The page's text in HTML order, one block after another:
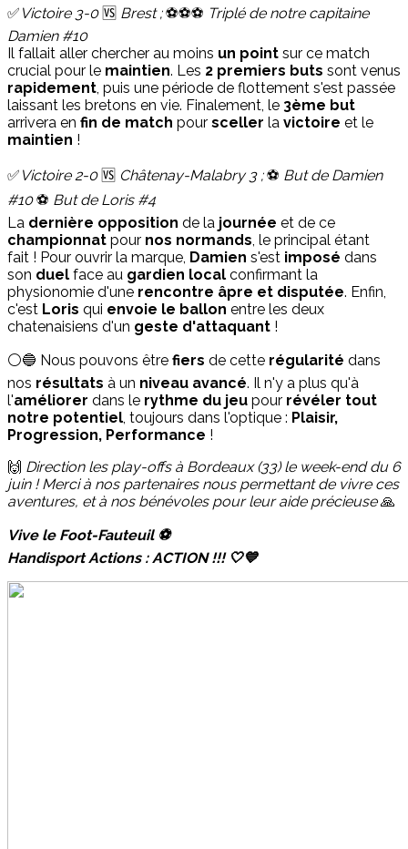
✅ Victoire 3-0🆚 Brest ;⚽️⚽️⚽️ Triplé de notre capitaine
Damien #10
Il fallait aller chercher au moins un point sur ce match
crucial pour le maintien. Les 2 premiers buts sont venus
rapidement, puis une période de flottement s'est passée
laissant les bretons en vie. Finalement, le 3ème but
arrivera en fin de match pour sceller la victoire et le
maintien !
✅ Victoire 2-0🆚 Châtenay-Malabry 3 ;⚽️ But de Damien
#10⚽️ But de Loris #4
La dernière opposition de la journée et de ce
championnat pour nos normands, le principal étant
fait ! Pour ouvrir la marque, Damien s'est imposé dans
son duel face au gardien local confirmant la
physionomie d'une rencontre âpre et disputée. Enfin,
c'est Loris qui envoie le ballon entre les deux
chatenaisiens d'un geste d'attaquant !
⚪️🔵 Nous pouvons être fiers de cette régularité dans
nos résultats à un niveau avancé. Il n'y a plus qu'à
l'améliorer dans le rythme du jeu pour révéler tout
notre potentiel, toujours dans l'optique : Plaisir,
Progression, Performance !
🙌 Direction les play-offs à Bordeaux (33) le week-end du 6
juin ! Merci à nos partenaires nous permettant de vivre ces
aventures, et à nos bénévoles pour leur aide précieuse🙏
Vive le Foot-Fauteuil ⚽️
Handisport Actions : ACTION !!! 🤍💙